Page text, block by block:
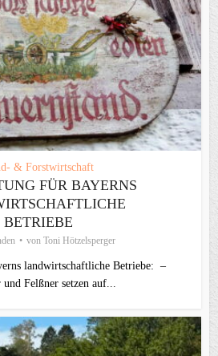
& Forstwirtschaft
FÜR BAYERNS
BETRIEBE
von Toni Hötzelsperger
landwirtschaftliche Betriebe: –
und Felßner setzen auf...